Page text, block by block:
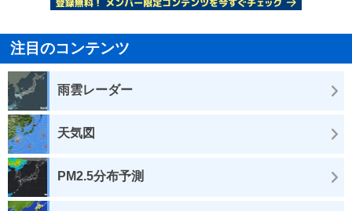
注目のコンテンツ
雨雲レーダー
天気図
PM2.5分布予測